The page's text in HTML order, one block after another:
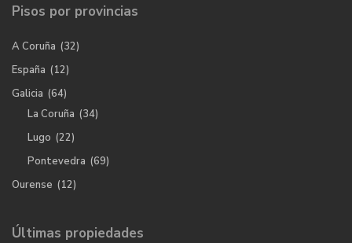
Pisos por provincias
A Coruña (32)
España (12)
Galicia (64)
La Coruña (34)
Lugo (22)
Pontevedra (69)
Ourense (12)
Últimas propiedades